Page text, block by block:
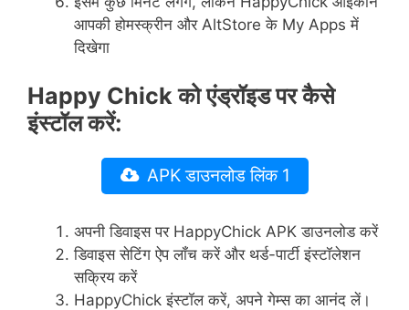
आपकी होमस्क्रीन और AltStore के My Apps में
दिखेगा
Happy Chick को एंड्रॉइड पर कैसे
इंस्टॉल करें:
APK डाउनलोड लिंक 1
अपनी डिवाइस पर HappyChick APK डाउनलोड करें
डिवाइस सेटिंग ऐप लॉंच करें और थर्ड-पार्टी इंस्टॉलेशन
सक्रिय करें
HappyChick इंस्टॉल करें, अपने गेम्स का आनंद लें।